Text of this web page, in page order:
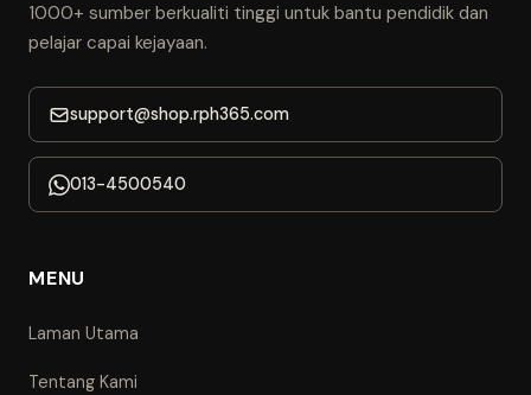
1000+ sumber berkualiti tinggi untuk bantu pendidik dan
pelajar capai kejayaan.
support@shop.rph365.com
013-4500540
MENU
Laman Utama
Tentang Kami